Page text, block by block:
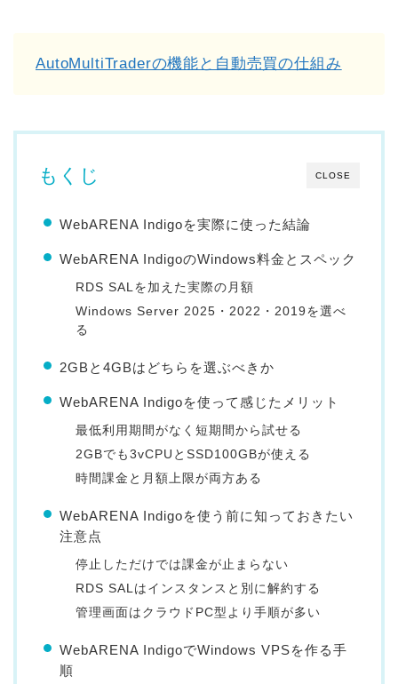
AutoMultiTraderの機能と自動売買の仕組み
CLOSE
もくじ
WebARENA Indigoを実際に使った結論
WebARENA IndigoのWindows料金とスペック
RDS SALを加えた実際の月額
Windows Server 2025・2022・2019を選べ
る
2GBと4GBはどちらを選ぶべきか
WebARENA Indigoを使って感じたメリット
最低利用期間がなく短期間から試せる
2GBでも3vCPUとSSD100GBが使える
時間課金と月額上限が両方ある
WebARENA Indigoを使う前に知っておきたい
注意点
停止しただけでは課金が止まらない
RDS SALはインスタンスと別に解約する
管理画面はクラウドPC型より手順が多い
WebARENA IndigoでWindows VPSを作る手
順